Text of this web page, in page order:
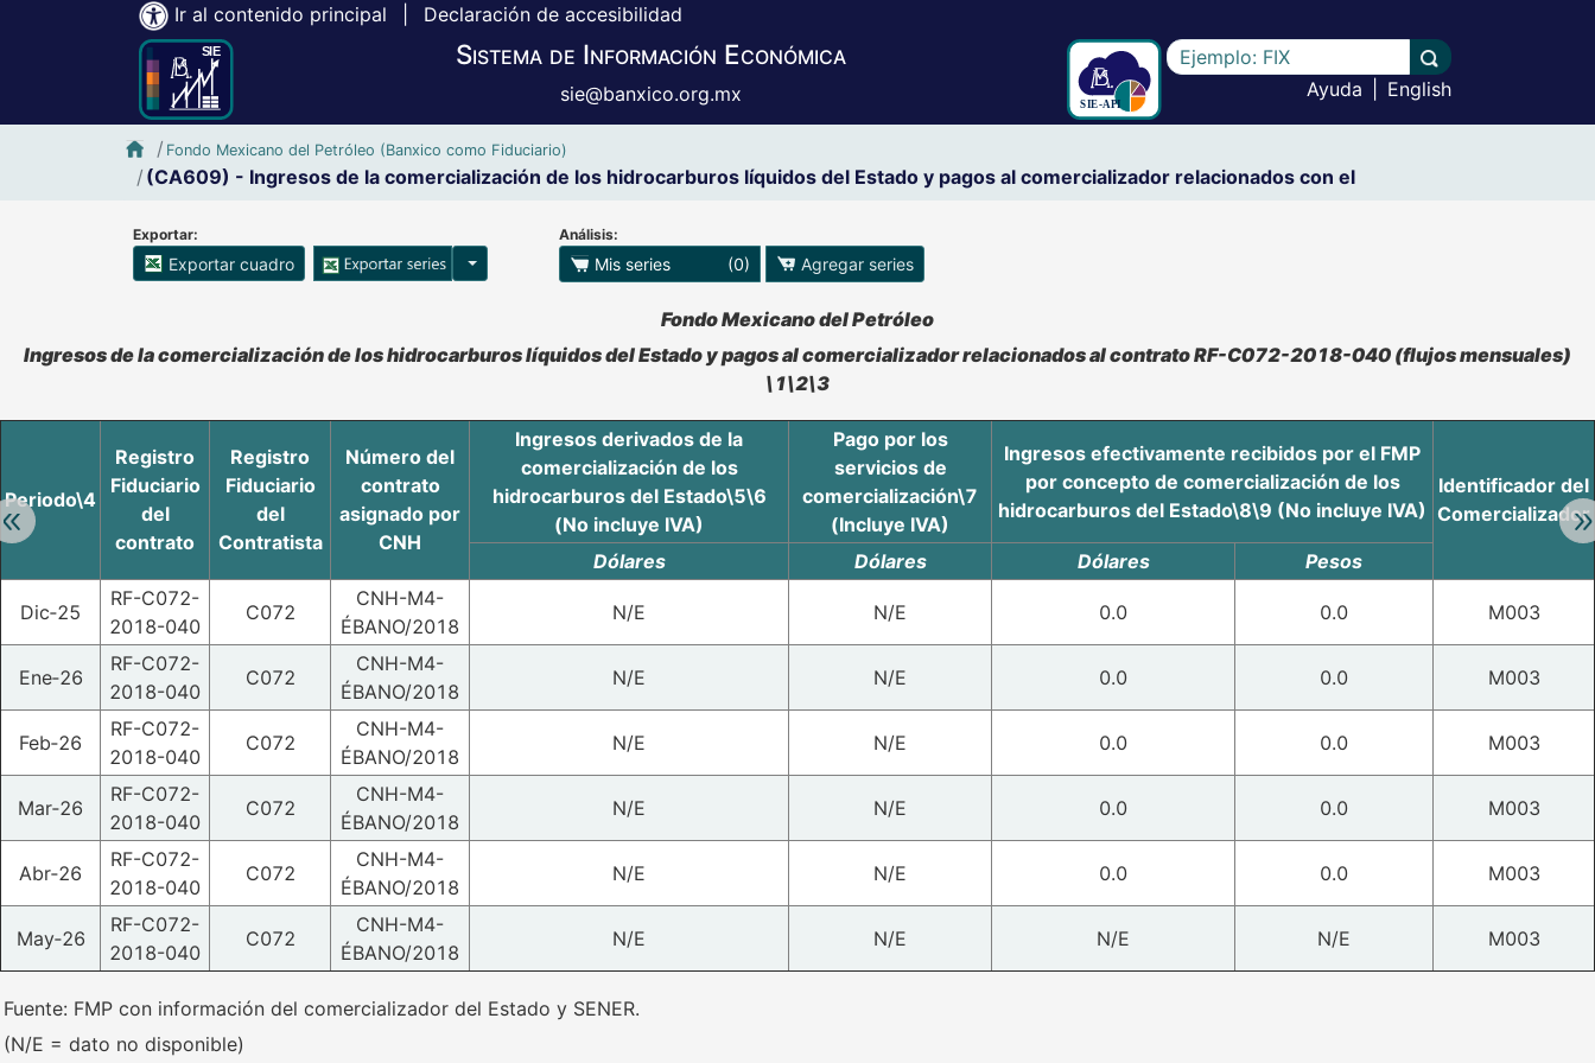
Ir al contenido principal Declaración de accesibilidad
Sistema de Información Económica
sie@banxico.org.mx
Escriba el texto a buscar
Llevar a cabo la
Ayuda
English
Inicio SIE-Banxico
Fondo Mexicano del Petróleo (Banxico como Fiduciario)
(CA609) - Ingresos de la comercialización de los hidrocarburos líquidos del Estado y pagos al comercializador relacionados con el
Exportar:
Exportar cuadro Opciones para exportar series
Análisis:
Mis series (0) Agregar series
Retroceder:
Accesibilidad de Cuadros Analíticos, al exportar el cuadro se pueden manipular los datos en XLS
Fondo Mexicano del Petróleo
Ingresos de la comercialización de los hidrocarburos líquidos del Estado y pagos al comercializador relacionados al contrato RF-C072-2018-040 (flujos mensuales)
\1\2\3
Periodo\4
Registro
Fiduciario
del
contrato
Registro
Fiduciario
del
Contratista
Número del
contrato
asignado por
CNH
Ingresos derivados de la
comercialización de los
hidrocarburos del Estado\5\6
(No incluye IVA)
Pago por los
servicios de
comercialización\7
(Incluye IVA)
Ingresos efectivamente recibidos por el FMP
por concepto de comercialización de los
hidrocarburos del Estado\8\9 (No incluye IVA)
Identificador del
Comercializador
Dólares
Dólares Dólares Pesos
Dic‑25
RF-C072-
2018-040
C072
CNH-M4-
ÉBANO/2018
N/E N/E 0.0 0.0 M003
Ene‑26
RF-C072-
2018-040
C072
CNH-M4-
ÉBANO/2018
N/E N/E 0.0 0.0 M003
Feb‑26
RF-C072-
2018-040
C072
CNH-M4-
ÉBANO/2018
N/E N/E 0.0 0.0 M003
Mar‑26
RF-C072-
2018-040
C072
CNH-M4-
ÉBANO/2018
N/E N/E 0.0 0.0 M003
Abr‑26
RF-C072-
2018-040
C072
CNH-M4-
ÉBANO/2018
N/E N/E 0.0 0.0 M003
May‑26
RF-C072-
2018-040
C072
CNH-M4-
ÉBANO/2018
N/E N/E N/E N/E M003
Fuente: FMP con información del comercializador del Estado y SENER.
(N/E = dato no disponible)